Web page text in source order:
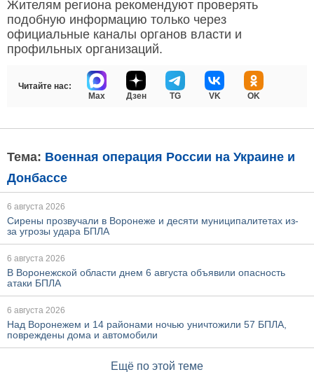
Жителям региона рекомендуют проверять
подобную информацию только через
официальные каналы органов власти и
профильных организаций.
Читайте нас:
Max
Дзен TG VK OK
Тема: Военная операция России на Украине и
Донбассе
6 августа 2026
Сирены прозвучали в Воронеже и десяти муниципалитетах из-
за угрозы удара БПЛА
6 августа 2026
В Воронежской области днем 6 августа объявили опасность
атаки БПЛА
6 августа 2026
Над Воронежем и 14 районами ночью уничтожили 57 БПЛА,
повреждены дома и автомобили
Ещё по этой теме